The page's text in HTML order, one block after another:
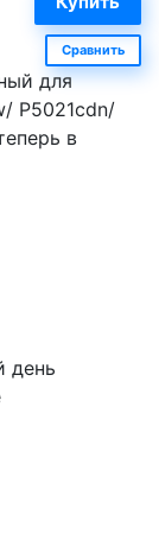
Сравнить
для
P5021cdn/
в
день